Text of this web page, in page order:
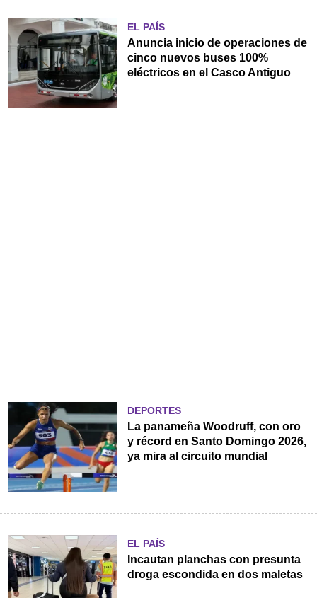
EL PAÍS
Anuncia inicio de operaciones de
cinco nuevos buses 100%
eléctricos en el Casco Antiguo
DEPORTES
La panameña Woodruff, con oro
y récord en Santo Domingo 2026,
ya mira al circuito mundial
EL PAÍS
Incautan planchas con presunta
droga escondida en dos maletas